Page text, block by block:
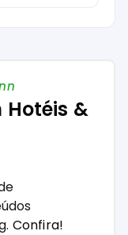
&
Confira!